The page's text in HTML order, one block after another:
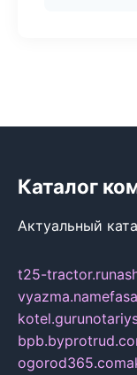
Каталог
Актуальный
t25-tractor.ru
vyazma.name
kotel.guru
bpb.by
ogorod365.com